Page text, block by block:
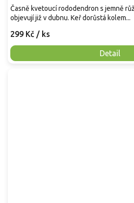
299 Kč / ks
Detail
Časně kvetoucí rododendron s jemně
objevují již v dubnu. Keř dorůstá kolem...